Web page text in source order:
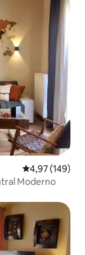
4,97 de uma
4,97 (149)
Moderno